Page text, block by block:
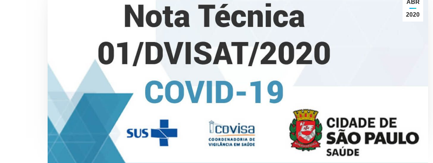
ABR
2020